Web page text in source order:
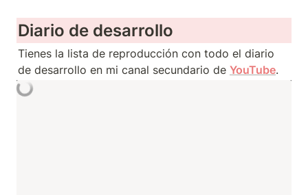
Diario de desarrollo
Tienes la lista de reproducción con todo el diario
de desarrollo en mi canal secundario de YouTube.